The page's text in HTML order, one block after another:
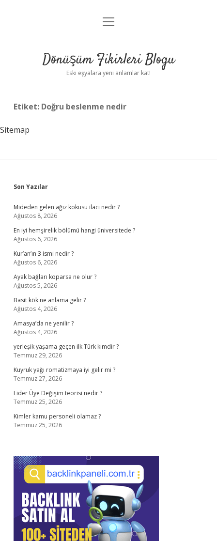
Anasayfa
Yasal Uyarı
menüyü
Dönüşüm Fikirleri Blogu
Eski eşyalara yeni anlamlar kat!
Etiket: Doğru beslenme nedir
Sitemap
Sidebar
Son Yazılar
Mideden gelen ağız kokusu ilacı nedir ?
Ağustos 8, 2026
En iyi hemşirelik bölümü hangi üniversitede ?
Ağustos 6, 2026
Kur’an’ın 3 ismi nedir ?
Ağustos 6, 2026
Ayak bağları koparsa ne olur ?
Ağustos 5, 2026
Basit kök ne anlama gelir ?
Ağustos 4, 2026
Amasya’da ne yenilir ?
Ağustos 4, 2026
yerleşik yaşama geçen ilk Türk kimdir ?
Temmuz 29, 2026
Kuyruk yağı romatizmaya iyi gelir mi ?
Temmuz 27, 2026
Lider Üye Değişim teorisi nedir ?
Temmuz 25, 2026
Kimler kamu personeli olamaz ?
Temmuz 25, 2026